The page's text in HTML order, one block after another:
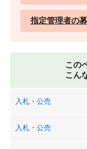
指定管理者の
この
こん
入札・公売
入札・公売